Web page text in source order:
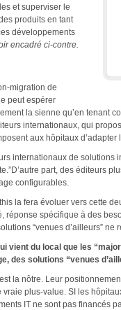
et superviser le
produits en tant
développements
encadré ci-contre.
migration de
peut espérer
la sienne qu’en tenant
internationaux, qui
aux hôpitaux
internationaux de
part, des éditeurs
configurables.
la fera évoluer vers cette
réponse spécifique à des
“venues d’ailleurs” ne
vient du local que les
des solutions “venues
la nôtre. Leur
plus-value. SI les
IT ne sont pas financés